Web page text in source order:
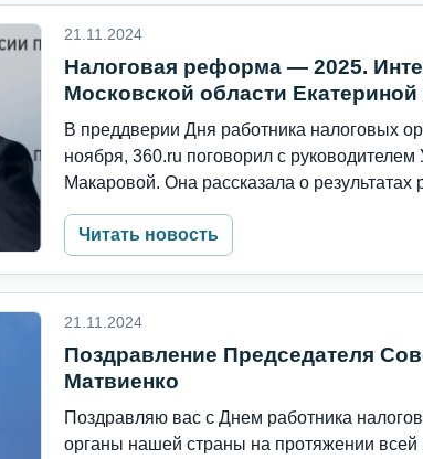
21.11.2024
Налоговая реформа — 2025.
Московской области
В преддверии Дня работника налоговых
ноября, 360.ru поговорил с
Макаровой. Она рассказала о результатах
Читать новость
21.11.2024
Поздравление Председателя
Матвиенко
Поздравляю вас с Днем работника
органы нашей страны на протяжении